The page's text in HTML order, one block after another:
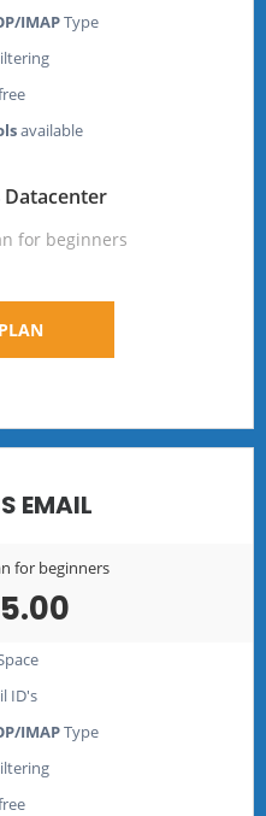
IMAPType
available
Datacenter
for beginners
EMAIL
for beginners
ID's
IMAPType